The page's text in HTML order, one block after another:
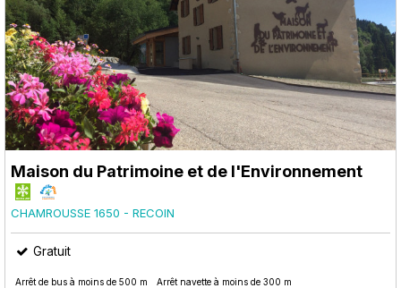
Maison du Patrimoine et de l'Environnement
CHAMROUSSE 1650 - RECOIN
Gratuit
Arrêt de bus à moins de 500 m Arrêt navette à moins de 300 m